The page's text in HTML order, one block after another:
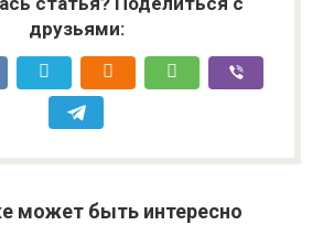
друзьями:
может быть интересно